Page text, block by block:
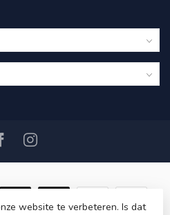
website te verbeteren. Is dat